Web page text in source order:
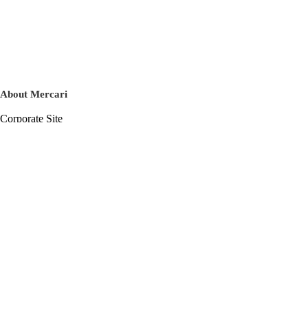
About Mercari
Corporate Site